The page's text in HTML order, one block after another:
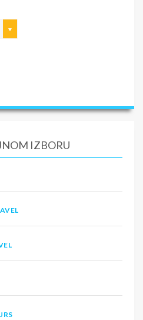
IZBORU